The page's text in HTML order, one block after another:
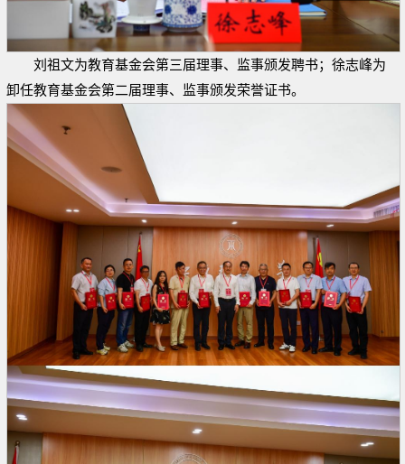
刘祖文为教育基金会第三届理事、监事颁发聘书；徐志峰为
卸任教育基金会第二届理事、监事颁发荣誉证书。